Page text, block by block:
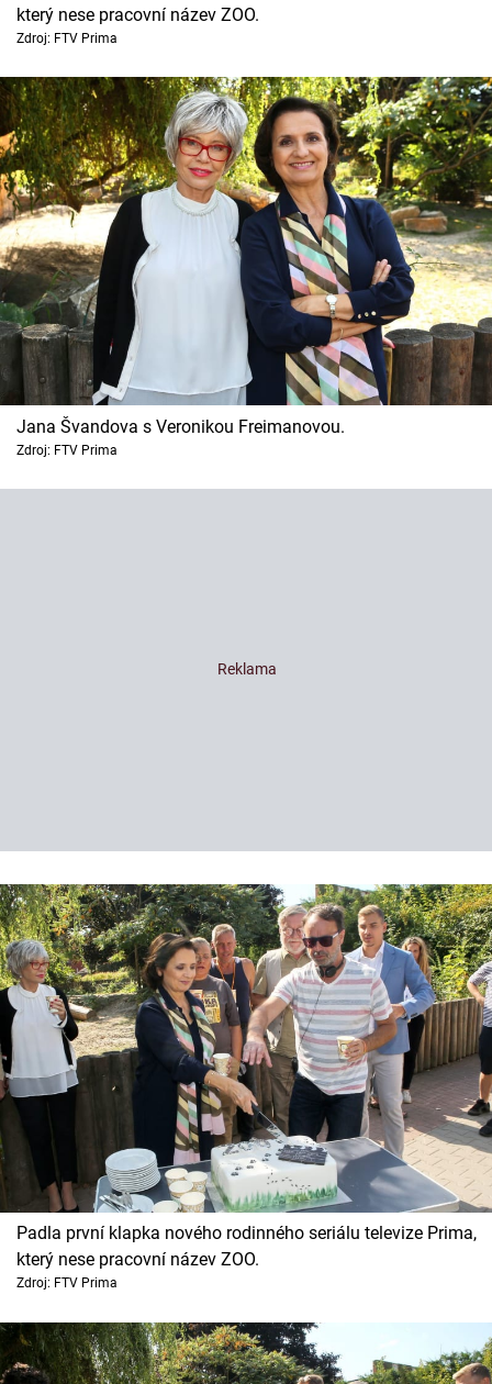
Filmový festival Karlovy Vary
Pořady
Mámy sobě
Přihlášení
Sledujte nás
který nese pracovní název ZOO.
Zdroj: FTV Prima
Jana Švandova s Veronikou Freimanovou.
Zdroj: FTV Prima
Padla první klapka nového rodinného seriálu televize Prima,
který nese pracovní název ZOO.
Zdroj: FTV Prima